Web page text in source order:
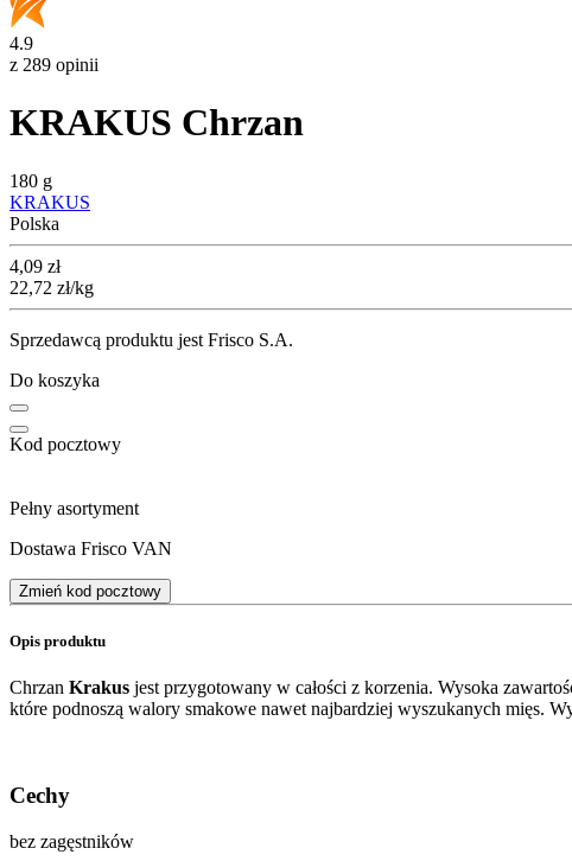
4.9
z 289 opinii
KRAKUS Chrzan
180 g
KRAKUS
Polska
Cena
4,09 zł
22,72 zł/kg
Sprzedawcą produktu jest Frisco S.A.
Do koszyka
Kod pocztowy
Pełny asortyment
Dostawa Frisco VAN
Zmień kod pocztowy
Opis produktu
Chrzan Krakus jest przygotowany w całości z korzenia. Wysoka
które podnoszą walory smakowe nawet najbardziej wyszukanych mięs.
Cechy
bez zagęstników